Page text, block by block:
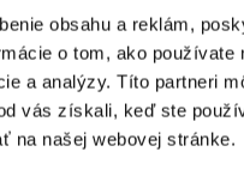
obsahu a reklám,
o tom, ako
a analýzy. Títo partneri
vás získali, keď ste
na našej webovej stránke.